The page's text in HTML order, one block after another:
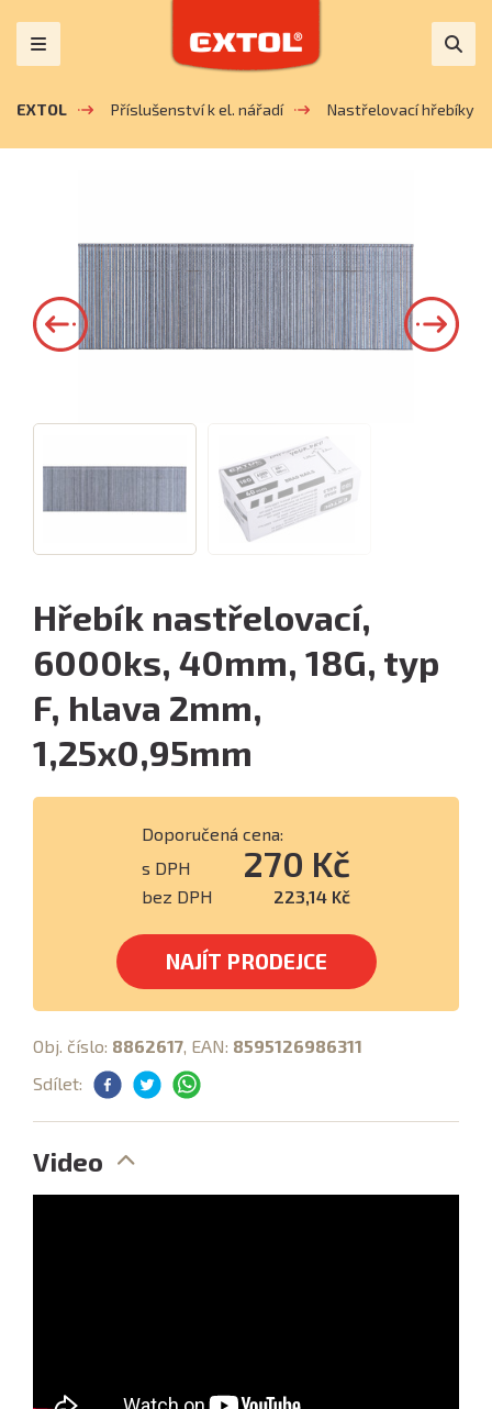
EXTOL Příslušenství k el. nářadí Nastřelovací hřebíky
Hřebík nastřelovací,
6000ks, 40mm, 18G, typ
F, hlava 2mm,
1,25x0,95mm
Doporučená cena:
s DPH
270 Kč
bez DPH 223,14 Kč
NAJÍT PRODEJCE
Obj. číslo: 8862617, EAN: 8595126986311
Sdílet:
Video